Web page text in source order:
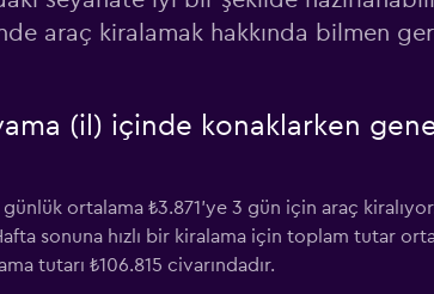
Fiyatlara göz at
araç kiralamak hakkında bilmen
(il) içinde konaklarken
ortalama ₺3.871'ye 3 gün için araç
sonuna hızlı bir kiralama için toplam tutar
tutarı ₺106.815 civarındadır.